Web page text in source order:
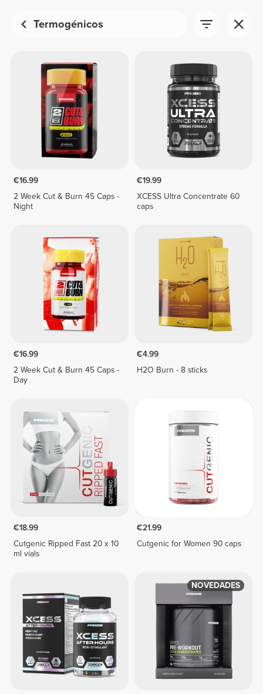
Termogénicos
€16.99
2 Week Cut & Burn 45 Caps -
Night
€19.99
XCESS Ultra Concentrate 60
caps
€16.99
2 Week Cut & Burn 45 Caps -
Day
€4.99
H2O Burn - 8 sticks
€18.99
Cutgenic Ripped Fast 20 x 10
ml vials
€21.99
Cutgenic for Women 90 caps
NOVEDADES